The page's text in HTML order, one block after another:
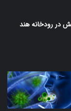
در رودخانه هند